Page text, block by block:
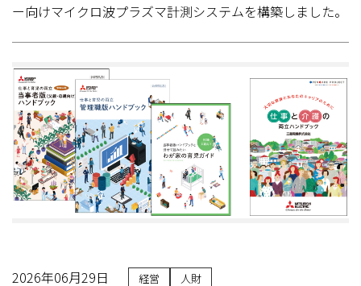
ー向けマイクロ波プラズマ計測システムを構築しました。
2026年06月29日 経営 人財